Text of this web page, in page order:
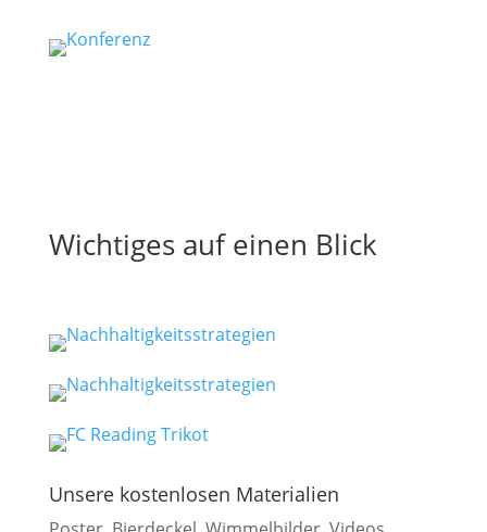
Wichtiges auf einen Blick
Unsere kostenlosen Materialien